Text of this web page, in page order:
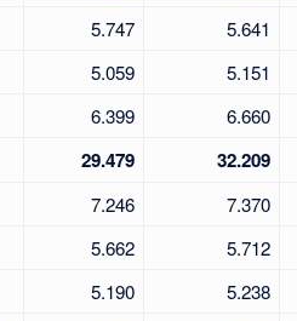
5.747
5.641
5.059
5.151
6.399 6.660
29.479 32.209
7.246
7.370
5.662
5.712
5.190
5.238